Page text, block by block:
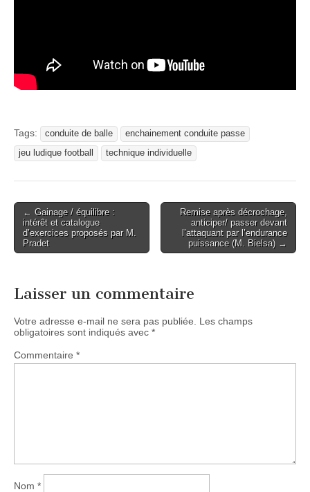
Tags: conduite de balle
enchainement conduite passe
jeu ludique football
technique individuelle
Post
navigation
← Gainage / équilibre :
intérêt et catalogue
d’exercices proposés par M.
Pradet
Remise après décrochage,
anticiper/ passer devant
l’attaquant par l’endurance
puissance (M. Bielsa) →
Laisser un commentaire
Votre adresse e-mail ne sera pas publiée.
Les champs
obligatoires sont indiqués avec *
Commentaire *
Nom *